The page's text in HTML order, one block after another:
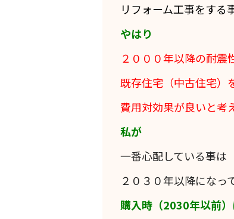
リフォーム工事をする
やはり
２０００年以降の耐震
既存住宅（中古住宅）
費用対効果が良いと考
私が
一番心配している事は
２０３０年以降になっ
購入時（2030年以前